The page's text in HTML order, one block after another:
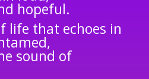
hopeful.
life that echoes in
sound of